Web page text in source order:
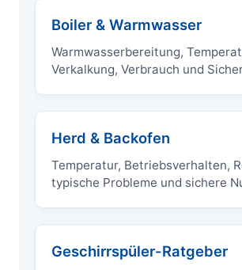
Boiler & Warmwasser
Warmwasserbereitung,
Verkalkung, Verbrauch und
Herd & Backofen
Temperatur, Betriebsverhalten,
typische Probleme und sichere
Geschirrspüler-Ratgeber